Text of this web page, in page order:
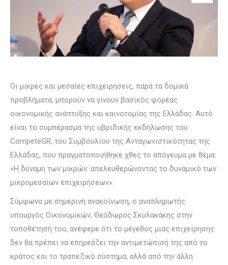
Οι μικρές και μεσαίες επιχειρήσεις, παρά τα δομικά
προβλήματα, μπορούν να γίνουν βασικός φορέας
οικονομικής ανάπτυξης και καινοτομίας της Ελλάδας. Αυτό
είναι το συμπέρασμα της υβριδικής εκδήλωσης του
CompeteGR, του Συμβουλίου της Ανταγωνιστικότητας της
Ελλάδας, που πραγματοποιήθηκε χθες το απόγευμα με θέμα:
«H δύναμη των μικρών: απελευθερώνοντας το δυναμικό των
μικρομεσαίων επιχειρήσεων».
Σύμφωνα με σημερινή ανακοίνωση, ο αναπληρωτής
υπουργός Οικονομικών, Θεόδωρος Σκυλακάκης στην
τοποθέτησή του, ανέφερε ότι το μέγεθος μιας επιχείρησης
δεν θα πρέπει να επηρεάζει την αντιμετώπισή της από το
κράτος και το τραπεζικό σύστημα, αλλά από την άλλη